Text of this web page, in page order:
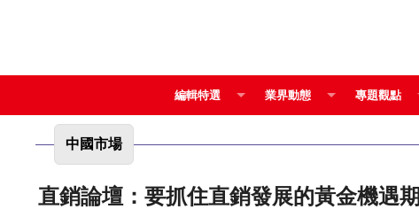
編輯特選 業界動態 專題觀點
中國市場
直銷論壇：要抓住直銷發展的黃金機遇期